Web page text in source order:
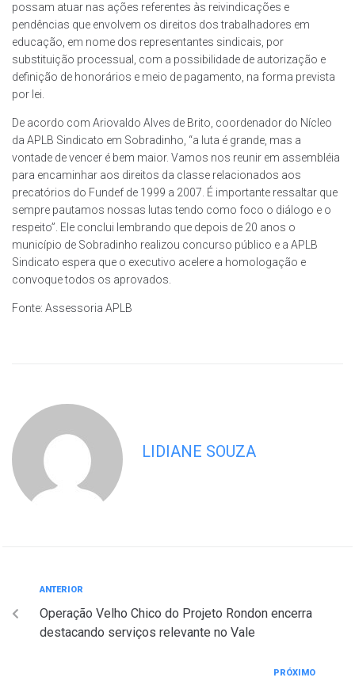
possam atuar nas ações referentes às reivindicações e
pendências que envolvem os direitos dos trabalhadores em
educação, em nome dos representantes sindicais, por
substituição processual, com a possibilidade de autorização e
definição de honorários e meio de pagamento, na forma prevista
por lei.
De acordo com Ariovaldo Alves de Brito, coordenador do Nícleo
da APLB Sindicato em Sobradinho, “a luta é grande, mas a
vontade de vencer é bem maior. Vamos nos reunir em assembléia
para encaminhar aos direitos da classe relacionados aos
precatórios do Fundef de 1999 a 2007. É importante ressaltar que
sempre pautamos nossas lutas tendo como foco o diálogo e o
respeito”. Ele conclui lembrando que depois de 20 anos o
município de Sobradinho realizou concurso público e a APLB
Sindicato espera que o executivo acelere a homologação e
convoque todos os aprovados.
Fonte: Assessoria APLB
LIDIANE SOUZA
ANTERIOR
Operação Velho Chico do Projeto Rondon encerra
destacando serviços relevante no Vale
PRÓXIMO